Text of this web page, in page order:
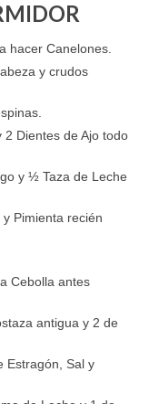
hacer Canelones.
y crudos
Dientes de Ajo todo
y ½ Taza de Leche
Pimienta recién
Cebolla antes
antigua y 2 de
Estragón, Sal y